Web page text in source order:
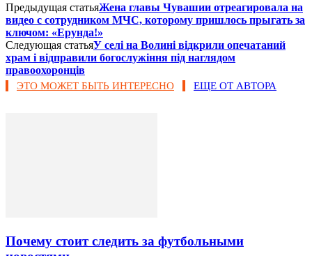
Предыдущая статьяЖена главы Чувашии отреагировала на
видео с сотрудником МЧС, которому пришлось прыгать за
ключом: «Ерунда!»
Следующая статьяУ селі на Волині відкрили опечатаний
храм і відправили богослужіння під наглядом
правоохоронців
ЭТО МОЖЕТ БЫТЬ ИНТЕРЕСНО ЕЩЕ ОТ АВТОРА
Почему стоит следить за футбольными